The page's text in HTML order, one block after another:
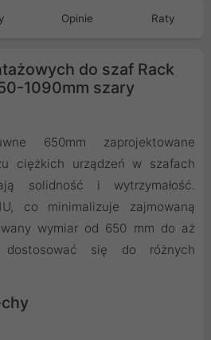
Opinie Raty
do szaf Rack
1090mm szary
650mm zaprojektowane
ciężkich urządzeń w szafach
solidność i wytrzymałość.
co minimalizuje zajmowaną
wymiar od 650 mm do aż
się do różnych